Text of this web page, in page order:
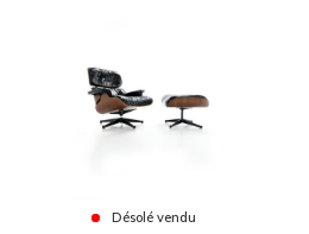
Désolé vendu